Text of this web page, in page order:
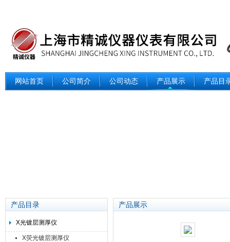
网站首页 公司简介 公司动态 产品展示 产品目
产品目录
X光镀层测厚仪
X荧光镀层测厚仪
产品展示